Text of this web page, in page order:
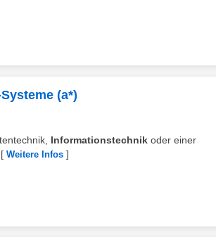
(a*)
Informationstechnik oder einer
[ Weitere Infos ]